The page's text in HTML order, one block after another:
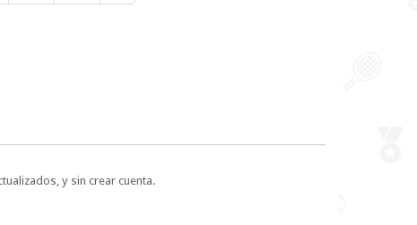
y sin crear cuenta.